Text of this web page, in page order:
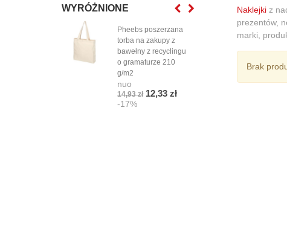
Naklejkiz
prezentów,
marki,
Brak
WYRÓŻNIONE
Pheebs poszerzana
torba na zakupy z
bawełny z recyclingu
o gramaturze 210
g/m2
nuo
14,93 zł 12,33 zł
-17%
Oriole
nuo
5,08 zł
-17%